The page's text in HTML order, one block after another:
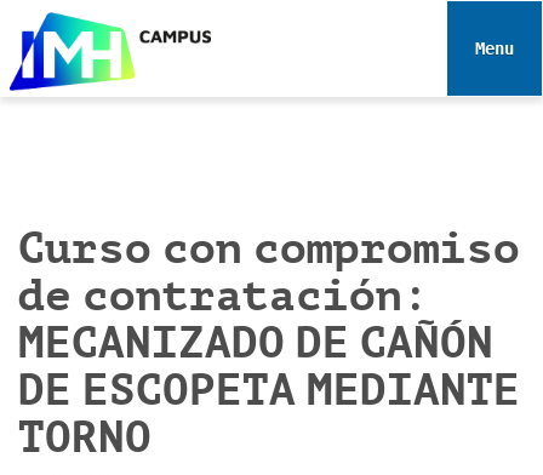
e
Toggle
Curso con compromiso
de contratación:
MECANIZADO DE CAÑÓN
DE ESCOPETA MEDIANTE
TORNO